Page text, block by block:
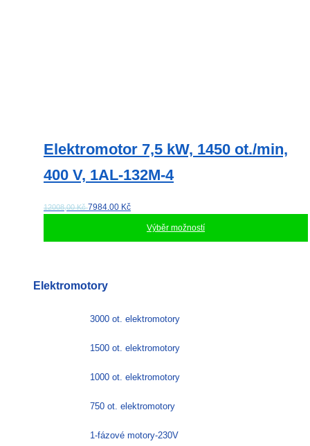
Elektromotor 7,5 kW, 1450 ot./min,
400 V, 1AL-132M-4
12008,00 Kč7984.00 Kč
Výběr možností
více
Elektromotory
3000 ot. elektromotory
1500 ot. elektromotory
1000 ot. elektromotory
750 ot. elektromotory
1-fázové motory-230V